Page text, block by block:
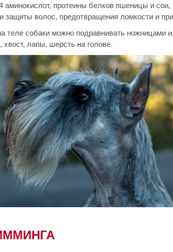
протеины белков пшеницы и
волос, предотвращения ломкости и
теле собаки можно подравнивать ножницами
хвост, лапы, шерсть на голове.